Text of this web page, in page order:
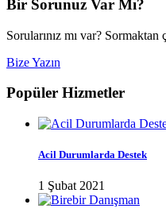
Bir Sorunuz Var Mı?
Sorularınız mı var?
Bize Yazın
Popüler Hizmetler
Acil Durumlarda Destek
1 Şubat 2021